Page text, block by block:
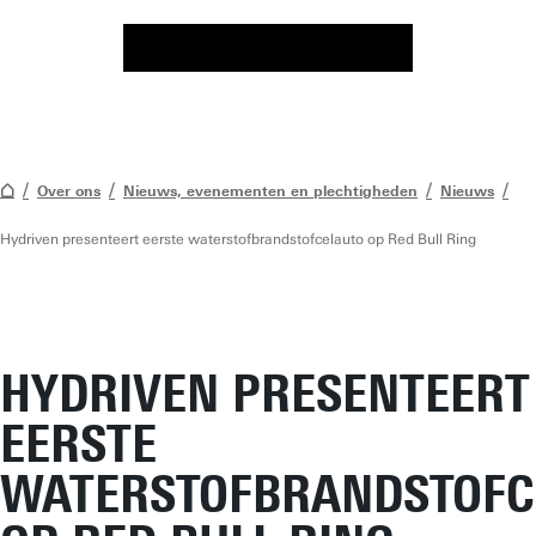
Over ons Nieuws, evenementen en plechtigheden Nieuws
Hydriven presenteert eerste waterstofbrandstofcelauto op Red Bull Ring
HYDRIVEN PRESENTEERT
EERSTE